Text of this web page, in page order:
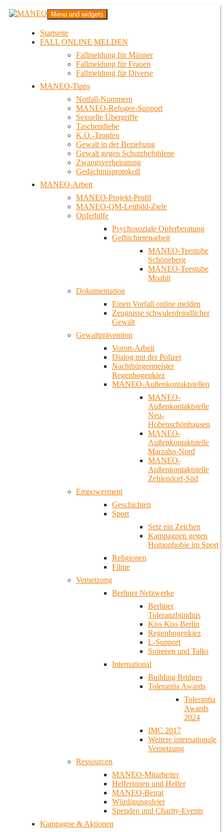
Zum
InhaltMANEO
Das schwule Anti-Gewalt-Projekt in Berlin
Menu and widgets
Startseite
FALL ONLINE MELDEN
Fallmeldung für Männer
Fallmeldung für Frauen
Fallmeldung für Diverse
MANEO-Tipps
Notfall-Nummern
MANEO-Refugee-Support
Sexuelle Übergriffe
Taschendiebe
K.O.-Tropfen
Gewalt in der Beziehung
Gewalt gegen Schutzbefohlene
Zwangsverheiratung
Gedächtnisprotokoll
MANEO-Arbeit
MANEO-Projekt-Profil
MANEO-QM-Leitbild-Ziele
Opferhilfe
Psychosoziale Opferberatung
Geflüchtetenarbeit
MANEO-Teestube
Schöneberg
MANEO-Teestube
Moabit
Dokumentation
Einen Vorfall online melden
Zeugnisse schwulenfeindlicher
Gewalt
Gewaltprävention
Vorort-Arbeit
Dialog mit der Polizei
Nachtbürgermeister
Regenbogenkiez
MANEO-Außenkontaktstellen
MANEO-
Außenkontaktstelle
Neu-
Hohenschönhausen
MANEO-
Außenkontaktstelle
Marzahn-Nord
MANEO-
Außenkontaktstelle
Zehlendorf-Süd
Empowerment
Geschichten
Sport
Setz ein Zeichen
Kampagnen gegen
Homophobie im Sport
Religionen
Filme
Vernetzung
Berliner Netzwerke
Berliner
Toleranzbündnis
Kiss Kiss Berlin
Regenbogenkiez
L-Support
Soireeen und Talks
International
Building Bridges
Tolerantia Awards
Tolerantia
Awards
2024
IMC 2017
Weitere internationale
Vernetzung
Ressourcen
MANEO-Mitarbeiter
Helferinnen und Helfer
MANEO-Beirat
Würdigungsfeier
Spenden und Charity-Events
Kampagne & Aktionen